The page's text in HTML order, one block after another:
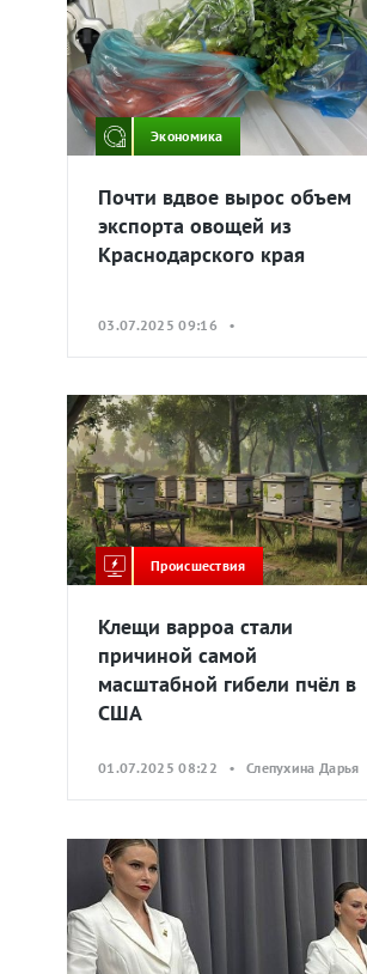
Экономика
Почти вдвое вырос объем
экспорта овощей из
Краснодарского края
03.07.2025 09:16 •
Происшествия
Клещи варроа стали
причиной самой
масштабной гибели пчёл в
США
01.07.2025 08:22 • Слепухина Дарья